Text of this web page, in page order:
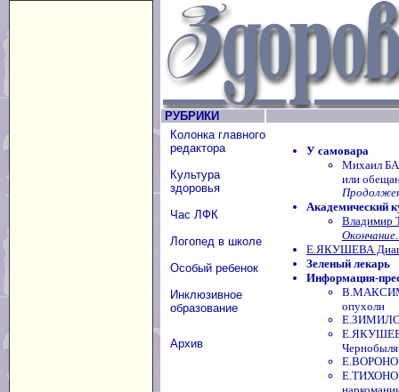
РУБРИКИ
Колонка главного
редактора
Культура
здоровья
Час ЛФК
Логопед в школе
Особый ребенок
Инклюзивное
образование
Архив
У самовара
Михаил
или
Академический
Владимир
Е.ЯКУШЕВА
Зеленый лекарь
Информация-
опухоли
Чернобыля